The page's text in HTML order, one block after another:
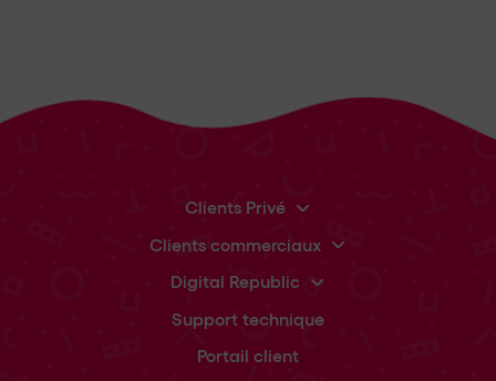
Clients Privé
Clients commerciaux
Digital Republic
Support technique
Portail client